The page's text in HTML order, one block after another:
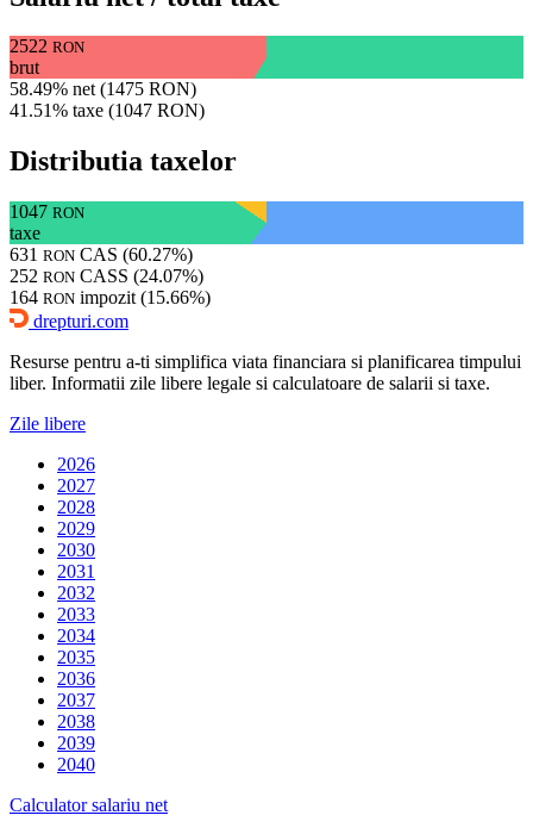
2522 RON
brut
58.49% net (1475 RON)
41.51% taxe (1047 RON)
Distributia taxelor
1047 RON
taxe
631 RON CAS (60.27%)
252 RON CASS (24.07%)
164 RON impozit (15.66%)
drepturi.com
Resurse pentru a-ti simplifica viata financiara si planificarea timpului
liber. Informatii zile libere legale si calculatoare de salarii si taxe.
Zile libere
2026
2027
2028
2029
2030
2031
2032
2033
2034
2035
2036
2037
2038
2039
2040
Calculator salariu net